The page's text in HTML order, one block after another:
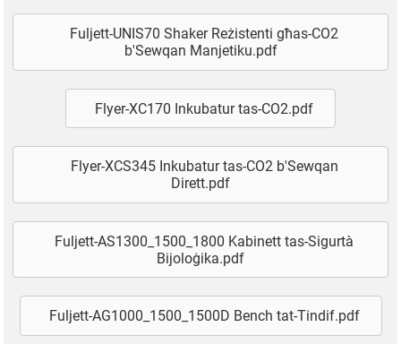
Fuljett-UNIS70 Shaker Reżistenti għas-CO2
b'Sewqan Manjetiku.pdf
Flyer-XC170 Inkubatur tas-CO2.pdf
Flyer-XCS345 Inkubatur tas-CO2 b'Sewqan
Dirett.pdf
Fuljett-AS1300_1500_1800 Kabinett tas-Sigurtà
Bijoloġika.pdf
Fuljett-AG1000_1500_1500D Bench tat-Tindif.pdf